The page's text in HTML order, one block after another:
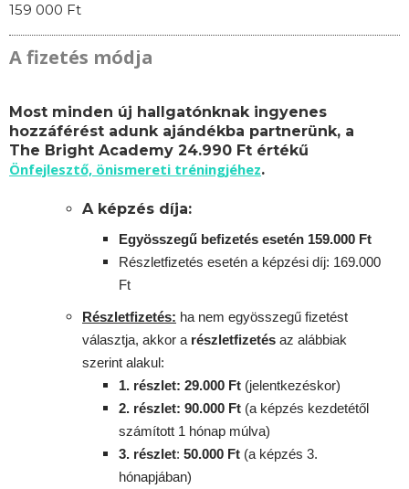
159 000 Ft
A fizetés módja
Most minden új hallgatónknak ingyenes
hozzáférést adunk ajándékba partnerünk, a
The Bright Academy 24.990 Ft értékű
Önfejlesztő, önismereti tréningjéhez.
A képzés díja:
Egyösszegű befizetés esetén 159.000 Ft
Részletfizetés esetén a képzési díj: 169.000
Ft
Részletfizetés: ha nem egyösszegű fizetést
választja, akkor a részletfizetés az alábbiak
szerint alakul:
1. részlet: 29.000 Ft (jelentkezéskor)
2. részlet: 90.000 Ft (a képzés kezdetétől
számított 1 hónap múlva)
3. részlet: 50.000 Ft (a képzés 3.
hónapjában)